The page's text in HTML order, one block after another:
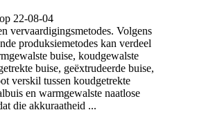
22-08-04
vervaardigingsmetodes. Volgens
produksiemetodes kan verdeel
buise, koudgewalste
buise, geëxtrudeerde buise,
verskil tussen koudgetrekte
en warmgewalste naatlose
die akkuraatheid ...